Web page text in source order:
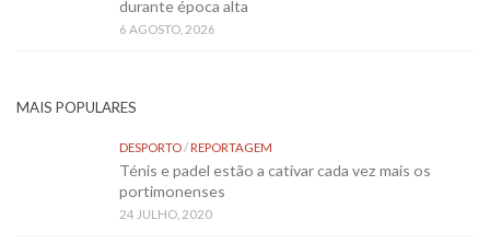
durante época alta
6 AGOSTO, 2026
MAIS POPULARES
DESPORTO/REPORTAGEM
Ténis e padel estão a cativar cada vez mais os
portimonenses
24 JULHO, 2020